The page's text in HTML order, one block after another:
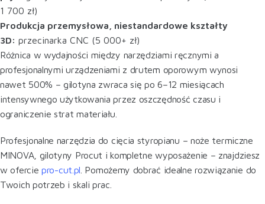
1 700 zł)
Produkcja przemysłowa, niestandardowe kształty
3D: przecinarka CNC (5 000+ zł)
Różnica w wydajności między narzędziami ręcznymi a
profesjonalnymi urządzeniami z drutem oporowym wynosi
nawet 500% – gilotyna zwraca się po 6–12 miesiącach
intensywnego użytkowania przez oszczędność czasu i
ograniczenie strat materiału.
Profesjonalne narzędzia do cięcia styropianu – noże termiczne
MINOVA, gilotyny Procut i kompletne wyposażenie – znajdziesz
w ofercie pro-cut.pl . Pomożemy dobrać idealne rozwiązanie do
Twoich potrzeb i skali prac.